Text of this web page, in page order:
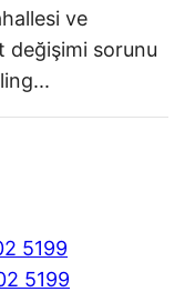
ve
değişimi sorunu
5199
5199